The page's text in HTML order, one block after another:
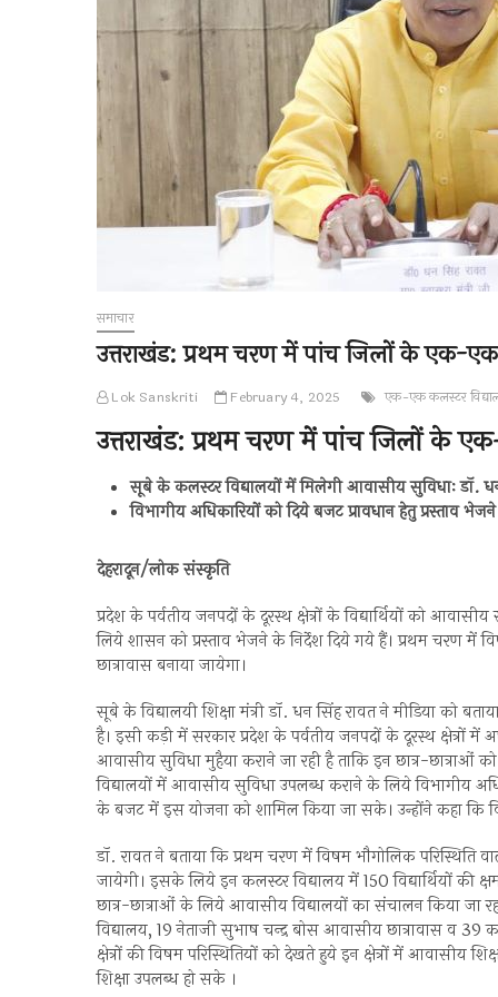
समाचार
उत्तराखंड: प्रथम चरण में पांच जिलों के एक-एक
Lok Sanskriti February 4, 2025 एक-एक कलस्टर
उत्तराखंड: प्रथम चरण में पांच जिलों के
सूबे के कलस्टर विद्यालयों में मिलेगी आवासीय सुविधाः डॉ.
विभागीय अधिकारियों को दिये बजट प्रावधान हेतु प्रस्ताव
देहरादून/लोक संस्कृति
प्रदेश के पर्वतीय जनपदों के दूरस्थ क्षेत्रों के विद्यार्थियों को
लिये शासन को प्रस्ताव भेजने के निर्देश दिये गये हैं। प्रथम चरण में
छात्रावास बनाया जायेगा।
सूबे के विद्यालयी शिक्षा मंत्री डॉ. धन सिंह रावत ने मीडिया को
है। इसी कड़ी में सरकार प्रदेश के पर्वतीय जनपदों के दूरस्थ क्षेत्रों में
आवासीय सुविधा मुहैया कराने जा रही है ताकि इन छात्र-छात्राओं
विद्यालयों में आवासीय सुविधा उपलब्ध कराने के लिये विभागीय
के बजट में इस योजना को शामिल किया जा सके। उन्होंने कहा कि
डॉ. रावत ने बताया कि प्रथम चरण में विषम भौगोलिक
जायेगी। इसके लिये इन कलस्टर विद्यालय में 150 विद्यार्थियों की
छात्र-छात्राओं के लिये आवासीय विद्यालयों का संचालन किया जा
विद्यालय, 19 नेताजी सुभाष चन्द्र बोस आवासीय छात्रावास व 39
क्षेत्रों की विषम परिस्थितियों को देखते हुये इन क्षेत्रों में आवासीय
शिक्षा उपलब्ध हो सके ।